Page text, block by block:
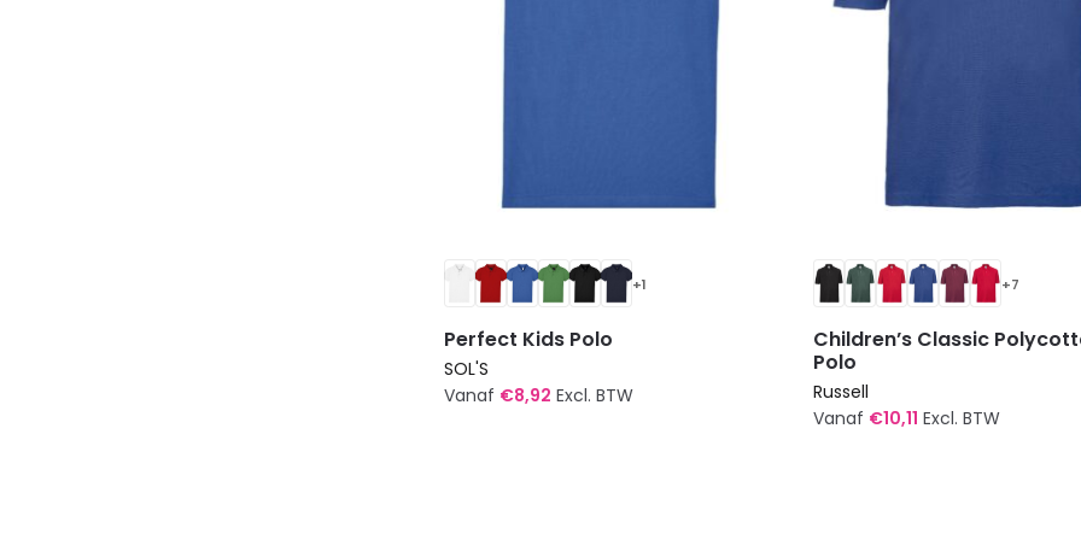
productpagina
+1
Perfect Kids Polo
SOL'S
Vanaf €8,92 Excl. BTW
+7
Children’s Classic
Polo
Russell
Vanaf €10,11 Excl. BTW